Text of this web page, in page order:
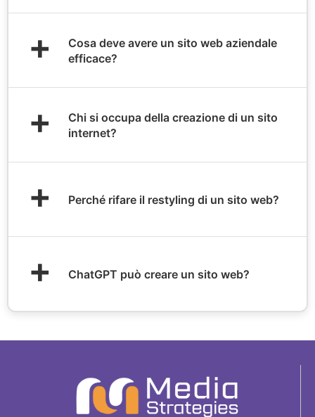
+
Cosa deve avere un sito web aziendale
efficace?
+
Chi si occupa della creazione di un sito
internet?
+ Perché rifare il restyling di un sito web?
+ ChatGPT può creare un sito web?